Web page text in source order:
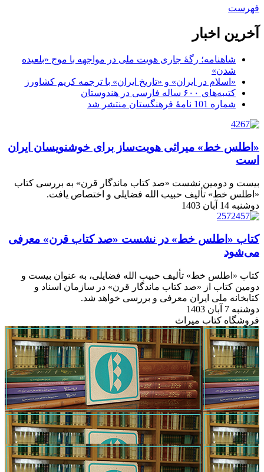
فهرست
آخرین اخبار
شاهنامه؛ رگۀ جاری هویت ملی در مواجهه با موج «بلعیده
شدن»
«اسلام در ایران» و «تاریخ ایران» با ترجمه کریم کشاورز
کتیبه‌های ۶۰۰ ساله فارسی در هندوستان
شماره 101 نامۀ فرهنگستان منتشر شد
«اطلس خط» میراثی هویت‌ساز برای خوشنویسان ایران
است
بیست و دومین نشست «صد کتاب ماندگار قرن» به بررسی کتاب
«اطلس خط» تألیف حبیب الله فضایلی و اختصاص یافت.
دوشنبه 14 آبان 1403
کتاب «اطلس خط» در نشست «صد کتاب قرن» معرفی
می‌شود
کتاب «اطلس خط» تألیف حبیب الله فضایلی، به عنوان بیست و
دومین کتاب از «صد کتاب ماندگار قرن» در سازمان اسناد و
کتابخانه ملی ایران معرفی و بررسی خواهد شد.
دوشنبه 7 آبان 1403
فروشگاه کتاب میراث